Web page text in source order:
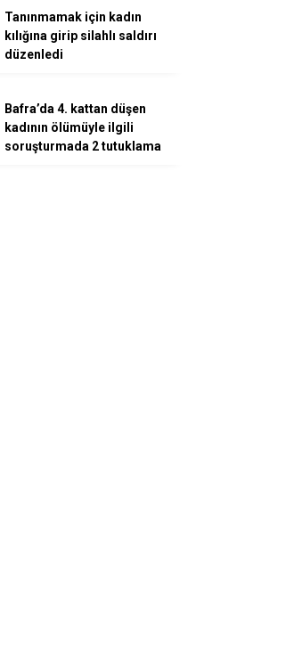
Tanınmamak için kadın
kılığına girip silahlı saldırı
düzenledi
Bafra’da 4. kattan düşen
kadının ölümüyle ilgili
soruşturmada 2 tutuklama